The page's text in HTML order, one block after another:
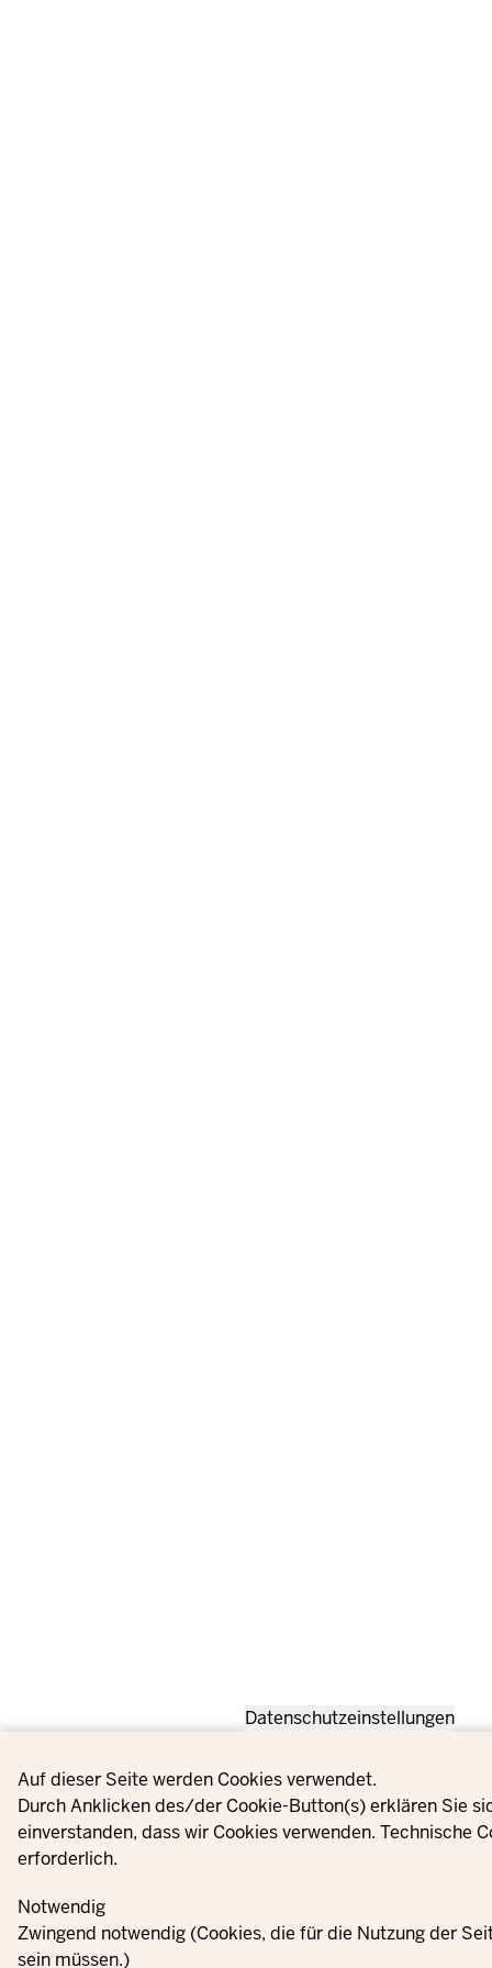
Privacy settings
Datenschutzeinstellungen
Auf dieser Seite werden Cookies verwendet.
Durch Anklicken des/der Cookie-Button(s) erklären Sie
einverstanden, dass wir Cookies verwenden. Technische
erforderlich.
Notwendig
Zwingend notwendig (Cookies, die für die Nutzung der
sein müssen.)